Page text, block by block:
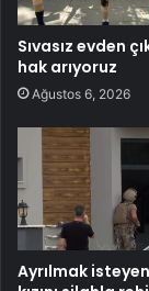
Sıvasız evden
hak arıyoruz
Ağustos 6, 2026
Ayrılmak